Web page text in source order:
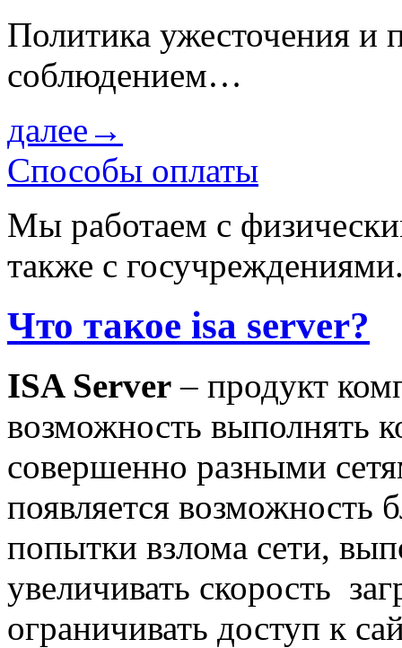
Политика ужесточения и
соблюдением…
далее→
Способы оплаты
Мы работаем с
также с
Что такое isa server?
ISA Server – продукт
возможность выполнять
совершенно разными
появляется возможность
попытки взлома сети,
увеличивать скорость
ограничивать доступ к